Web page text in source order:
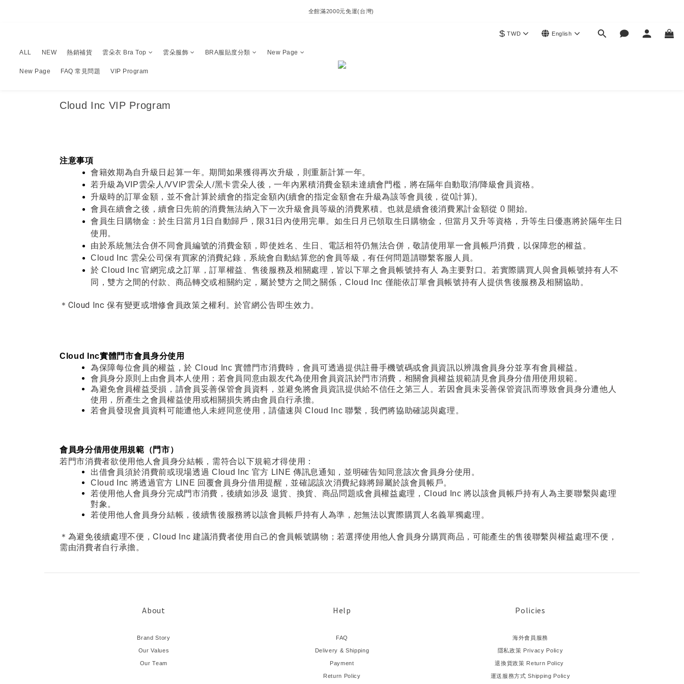
全館滿2000元免運(台灣)
$ TWD English
ALL NEW 熱銷補貨 雲朵衣 Bra Top 雲朵服飾 BRA服貼度分類 New Page
New Page FAQ 常見問題 VIP Program
Cloud Inc VIP Program
注意事項
會籍效期為自升級日起算一年。期間如果獲得再次升級，則重新計算一年。
若升級為VIP雲朵人/VVIP雲朵人/黑卡雲朵人後，一年內累積消費金額未達續會門檻，將在隔年自動取消/降級會員資格。
升級時的訂單金額，並不會計算於續會的指定金額內(續會的指定金額會在升級為該等會員後，從0計算)。
會員在續會之後，續會日先前的消費無法納入下一次升級會員等級的消費累積。也就是續會後消費累計金額從 0 開始。
會員生日購物金：於生日當月1日自動歸戶，限31日內使用完畢。如生日月已領取生日購物金，但當月又升等資格，升等生日優惠將於隔年生日
使用。
由於系統無法合併不同會員編號的消費金額，即使姓名、生日、電話相符仍無法合併，敬請使用單一會員帳戶消費，以保障您的權益。
Cloud Inc 雲朵公司保有買家的消費紀錄，系統會自動結算您的會員等級，有任何問題請聯繫客服人員。
於 Cloud Inc 官網完成之訂單，訂單權益、售後服務及相關處理，皆以下單之會員帳號持有人 為主要對口。若實際購買人與會員帳號持有人不
同，雙方之間的付款、商品轉交或相關約定，屬於雙方之間之關係，Cloud Inc 僅能依訂單會員帳號持有人提供售後服務及相關協助。
＊Cloud Inc 保有變更或增修會員政策之權利。於官網公告即生效力。
Cloud Inc實體門市會員身分使用
為保障每位會員的權益，於 Cloud Inc 實體門市消費時，會員可透過提供註冊手機號碼或會員資訊以辨識會員身分並享有會員權益。
會員身分原則上由會員本人使用；若會員同意由親友代為使用會員資訊於門市消費，相關會員權益規範請見會員身分借用使用規範。
為避免會員權益受損，請會員妥善保管會員資料，並避免將會員資訊提供給不信任之第三人。若因會員未妥善保管資訊而導致會員身分遭他人
使用，所產生之會員權益使用或相關損失將由會員自行承擔。
若會員發現會員資料可能遭他人未經同意使用，請儘速與 Cloud Inc 聯繫，我們將協助確認與處理。
會員身分借用使用規範（門市）
若門市消費者欲使用他人會員身分結帳，需符合以下規範才得使用：
出借會員須於消費前或現場透過 Cloud Inc 官方 LINE 傳訊息通知，並明確告知同意該次會員身分使用。
Cloud Inc 將透過官方 LINE 回覆會員身分借用提醒，並確認該次消費紀錄將歸屬於該會員帳戶。
若使用他人會員身分完成門市消費，後續如涉及 退貨、換貨、商品問題或會員權益處理，Cloud Inc 將以該會員帳戶持有人為主要聯繫與處理
對象。
若使用他人會員身分結帳，後續售後服務將以該會員帳戶持有人為準，恕無法以實際購買人名義單獨處理。
＊為避免後續處理不便，Cloud Inc建議消費者使用自己的會員帳號購物；若選擇使用他人會員身分購買商品，可能產生的售後聯繫與權益處理不便，
需由消費者自行承擔。
About
Brand Story
Our Values
Our Team
Help
FAQ
Delivery & Shipping
Payment
Return Policy
Policies
海外會員服務
隱私政策 Privacy Policy
退換貨政策 Return Policy
運送服務方式 Shipping Policy